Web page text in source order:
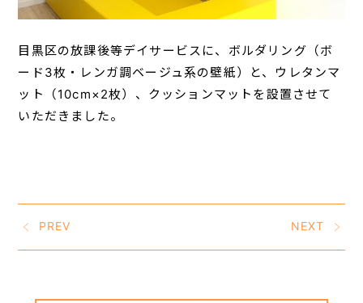
目黒区の放課後等デイサービスに、ボルダリング（ボ
ード3枚・レンガ調ベージュ系の壁紙）と、ウレタンマ
ット（10cm×2枚）、クッションマットを設置させて
いただきました。
PREV NEXT